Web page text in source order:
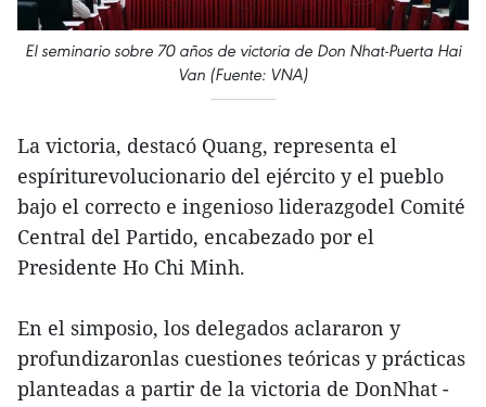
El seminario sobre 70 años de victoria de Don Nhat-Puerta Hai
Van (Fuente: VNA)
La victoria, destacó Quang, representa el
espíriturevolucionario del ejército y el pueblo
bajo el correcto e ingenioso liderazgodel Comité
Central del Partido, encabezado por el
Presidente Ho Chi Minh.
En el simposio, los delegados aclararon y
profundizaronlas cuestiones teóricas y prácticas
planteadas a partir de la victoria de DonNhat -